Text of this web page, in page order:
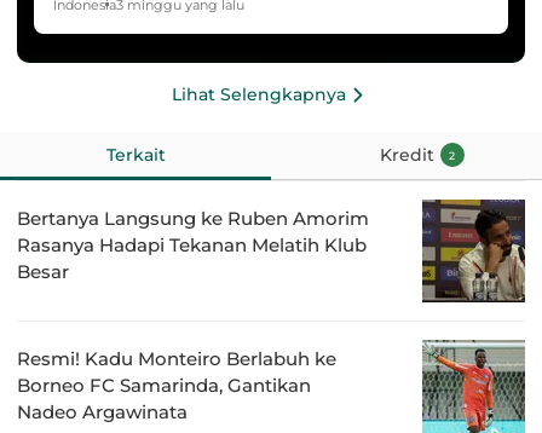
HYDROPLUS Soccer League
Indonesia3 minggu yang lalu
Lihat Selengkapnya
Terkait Kredit 2
Bertanya Langsung ke Ruben Amorim
Rasanya Hadapi Tekanan Melatih Klub
Besar
Resmi! Kadu Monteiro Berlabuh ke
Borneo FC Samarinda, Gantikan
Nadeo Argawinata